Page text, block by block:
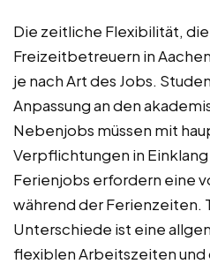
Die zeitliche Flexibilität,
Freizeitbetreuern in
je nach Art des Jobs.
Anpassung an den
Nebenjobs müssen mit
Verpflichtungen in
Ferienjobs erfordern eine
während der Ferienzeiten.
Unterschiede ist eine
flexiblen Arbeitszeiten und